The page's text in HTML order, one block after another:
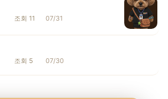
조회 11 07/31
조회 5 07/30